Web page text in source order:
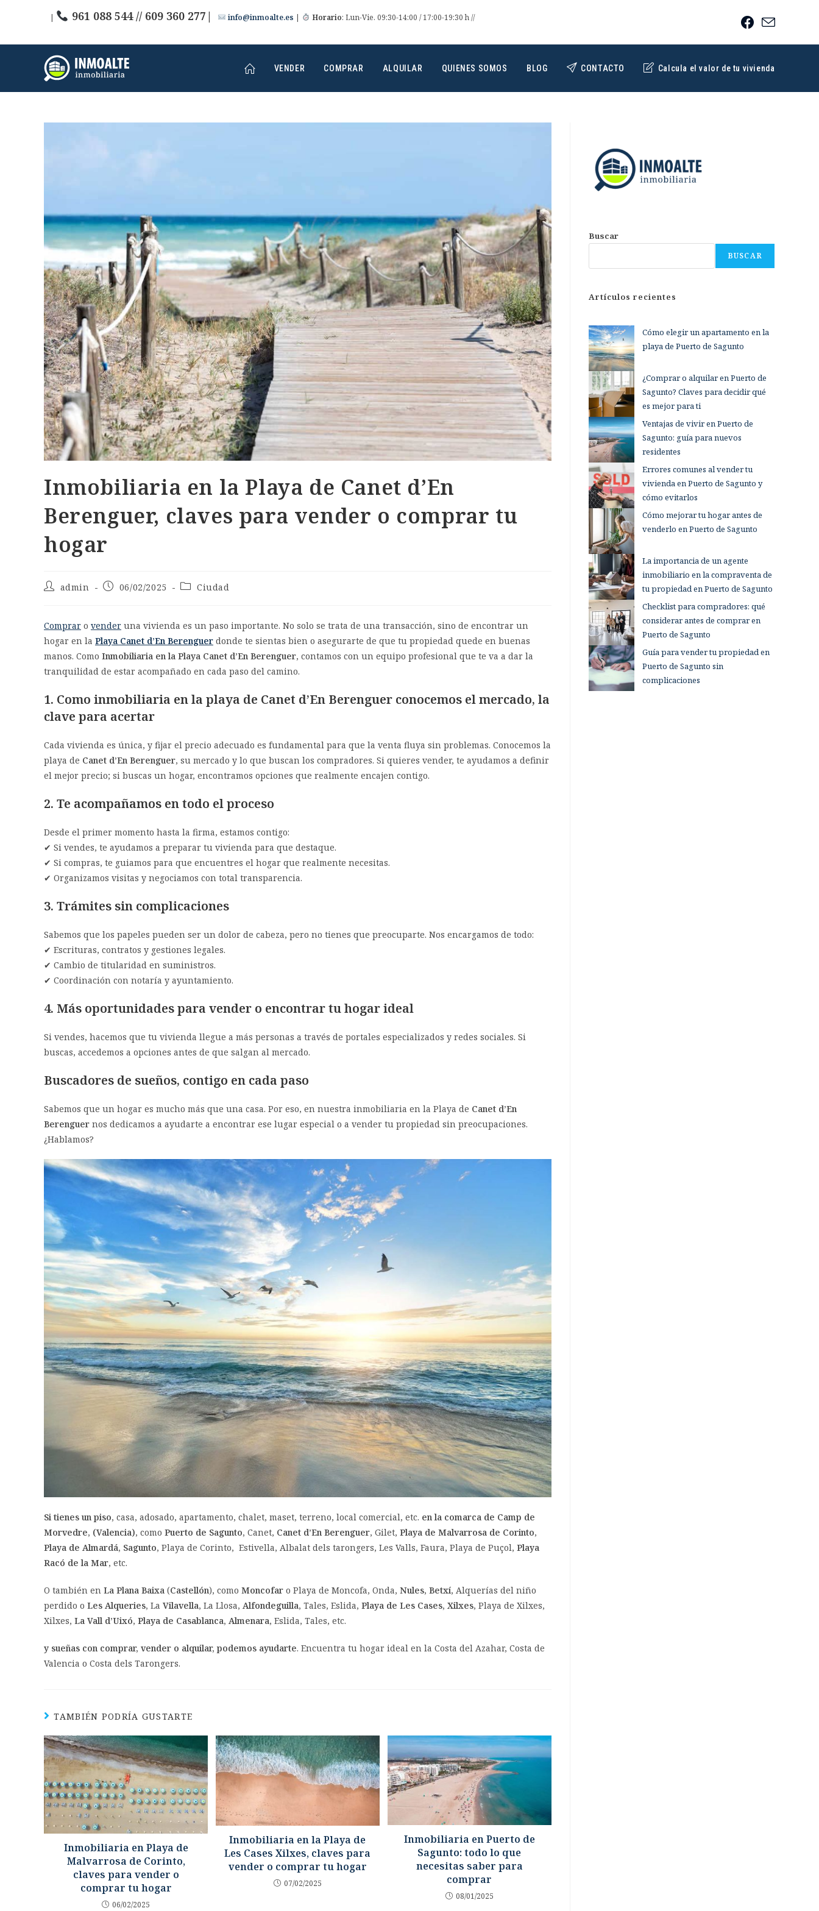
| 961 088 544 // 609 360 277| info@inmoalte.es | Horario: Lun-Vie. 09:30-14:00 / 17:00-19:30 h //
VENDER COMPRAR ALQUILAR QUIENES SOMOS BLOG CONTACTO Calcula el valor de tu vivienda
Inmobiliaria en la Playa de Canet d’En
Berenguer, claves para vender o comprar tu
hogar
admin 06/02/2025 Ciudad
Comprar o vender una vivienda es un paso importante. No solo se trata de una transacción, sino de encontrar un
hogar en la Playa Canet d’En Berenguer donde te sientas bien o asegurarte de que tu propiedad quede en buenas
manos. Como Inmobiliaria en la Playa Canet d’En Berenguer, contamos con un equipo profesional que te va a dar la
tranquilidad de estar acompañado en cada paso del camino.
1. Como inmobiliaria en la playa de Canet d’En Berenguer conocemos el mercado, la
clave para acertar
Cada vivienda es única, y fijar el precio adecuado es fundamental para que la venta fluya sin problemas. Conocemos la
playa de Canet d’En Berenguer, su mercado y lo que buscan los compradores. Si quieres vender, te ayudamos a definir
el mejor precio; si buscas un hogar, encontramos opciones que realmente encajen contigo.
2. Te acompañamos en todo el proceso
Desde el primer momento hasta la firma, estamos contigo:
✔ Si vendes, te ayudamos a preparar tu vivienda para que destaque.
✔ Si compras, te guiamos para que encuentres el hogar que realmente necesitas.
✔ Organizamos visitas y negociamos con total transparencia.
3. Trámites sin complicaciones
Sabemos que los papeles pueden ser un dolor de cabeza, pero no tienes que preocuparte. Nos encargamos de todo:
✔ Escrituras, contratos y gestiones legales.
✔ Cambio de titularidad en suministros.
✔ Coordinación con notaría y ayuntamiento.
4. Más oportunidades para vender o encontrar tu hogar ideal
Si vendes, hacemos que tu vivienda llegue a más personas a través de portales especializados y redes sociales. Si
buscas, accedemos a opciones antes de que salgan al mercado.
Buscadores de sueños, contigo en cada paso
Sabemos que un hogar es mucho más que una casa. Por eso, en nuestra inmobiliaria en la Playa de Canet d’En
Berenguer nos dedicamos a ayudarte a encontrar ese lugar especial o a vender tu propiedad sin preocupaciones.
¿Hablamos?
Si tienes un piso, casa, adosado, apartamento, chalet, maset, terreno, local comercial, etc. en la comarca de Camp de
Morvedre, (Valencia), como Puerto de Sagunto, Canet, Canet d’En Berenguer, Gilet, Playa de Malvarrosa de Corinto,
Playa de Almardá, Sagunto, Playa de Corinto, Estivella, Albalat dels tarongers, Les Valls, Faura, Playa de Puçol, Playa
Racó de la Mar, etc.
O también en La Plana Baixa (Castellón), como Moncofar o Playa de Moncofa, Onda, Nules, Betxí, Alquerías del niño
perdido o Les Alqueries, La Vilavella, La Llosa, Alfondeguilla, Tales, Eslida, Playa de Les Cases, Xilxes, Playa de Xilxes,
Xilxes, La Vall d’Uixó, Playa de Casablanca, Almenara, Eslida, Tales, etc.
y sueñas con comprar, vender o alquilar, podemos ayudarte. Encuentra tu hogar ideal en la Costa del Azahar, Costa de
Valencia o Costa dels Tarongers.
TAMBIÉN PODRÍA GUSTARTE
Inmobiliaria en Playa de
Malvarrosa de Corinto,
claves para vender o
comprar tu hogar
06/02/2025
Inmobiliaria en la Playa de
Les Cases Xilxes, claves para
vender o comprar tu hogar
07/02/2025
Inmobiliaria en Puerto de
Sagunto: todo lo que
necesitas saber para
comprar
08/01/2025
Buscar
BUSCAR
Artículos recientes
Cómo elegir un apartamento en la
playa de Puerto de Sagunto
¿Comprar o alquilar en Puerto de
Sagunto? Claves para decidir qué
es mejor para ti
Ventajas de vivir en Puerto de
Sagunto: guía para nuevos
residentes
Errores comunes al vender tu
vivienda en Puerto de Sagunto y
cómo evitarlos
Cómo mejorar tu hogar antes de
venderlo en Puerto de Sagunto
La importancia de un agente
inmobiliario en la compraventa de
tu propiedad en Puerto de Sagunto
Checklist para compradores: qué
considerar antes de comprar en
Puerto de Sagunto
Guía para vender tu propiedad en
Puerto de Sagunto sin
complicaciones